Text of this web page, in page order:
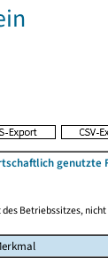
genutzte
Betriebssitzes,